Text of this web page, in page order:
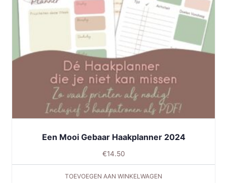
Een Mooi Gebaar Haakplanner 2024
€14.50
TOEVOEGEN AAN WINKELWAGEN